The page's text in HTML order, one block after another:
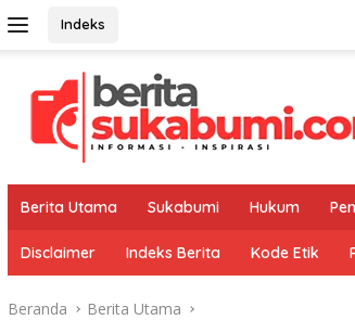
Indeks
Berita Utama Sukabumi Hukum
Disclaimer Indeks Berita Kode Etik
Beranda Berita Utama